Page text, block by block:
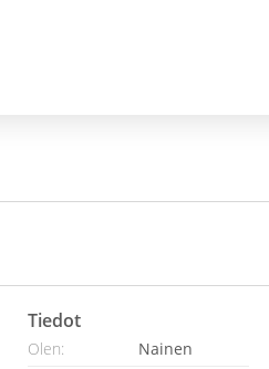
Tiedot
Olen:
Nainen